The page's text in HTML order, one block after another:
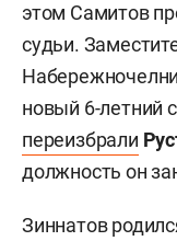
этом Самитов
судьи.
новый 6-летний
переизбрали
должность он
Зиннатов